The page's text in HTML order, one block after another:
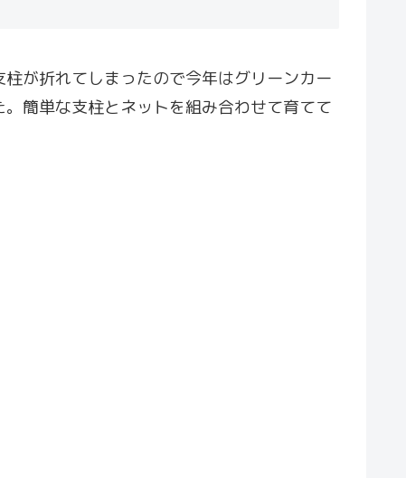
が折れてしまったので今年はグリーンカー
簡単な支柱とネットを組み合わせて育てて